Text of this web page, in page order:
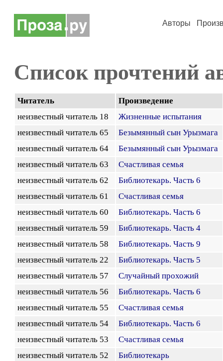
Авторы
Список прочтений
Читатель
Произведение
неизвестный читатель 18
Жизненные испытания
неизвестный читатель 65
Безымянный сын Урызмага
неизвестный читатель 64
Безымянный сын Урызмага
неизвестный читатель 63
Счастливая семья
неизвестный читатель 62
Библиотекарь. Часть 6
неизвестный читатель 61
Счастливая семья
неизвестный читатель 60
Библиотекарь. Часть 6
неизвестный читатель 59
Библиотекарь. Часть 4
неизвестный читатель 58
Библиотекарь. Часть 9
неизвестный читатель 22
Библиотекарь. Часть 5
неизвестный читатель 57
Случайный прохожий
неизвестный читатель 56
Библиотекарь. Часть 6
неизвестный читатель 55
Счастливая семья
неизвестный читатель 54
Библиотекарь. Часть 6
неизвестный читатель 53
Счастливая семья
неизвестный читатель 52
Библиотекарь